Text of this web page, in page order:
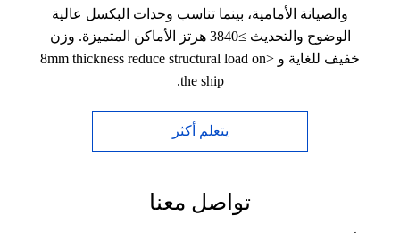
والصيانة الأمامية، بينما تناسب وحدات البكسل عالية
الوضوح والتحديث ≥3840 هرتز الأماكن المتميزة. وزن
خفيف للغاية و <8mm thickness reduce structural load on
the ship.
يتعلم أكثر
تواصل معنا